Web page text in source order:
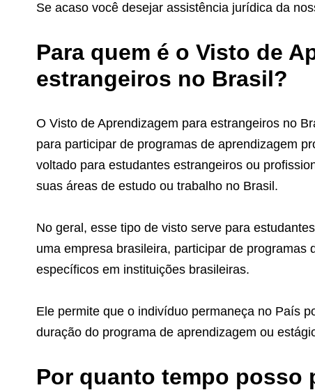
Se acaso você desejar assistência jurídica da
Para quem é o Visto de
estrangeiros no Brasil?
O Visto de Aprendizagem para estrangeiros no
para participar de programas de aprendizagem
voltado para estudantes estrangeiros ou
suas áreas de estudo ou trabalho no Brasil.
No geral, esse tipo de visto serve para
uma empresa brasileira, participar de
específicos em instituições brasileiras.
Ele permite que o indivíduo permaneça no País
duração do programa de aprendizagem ou
Por quanto tempo posso